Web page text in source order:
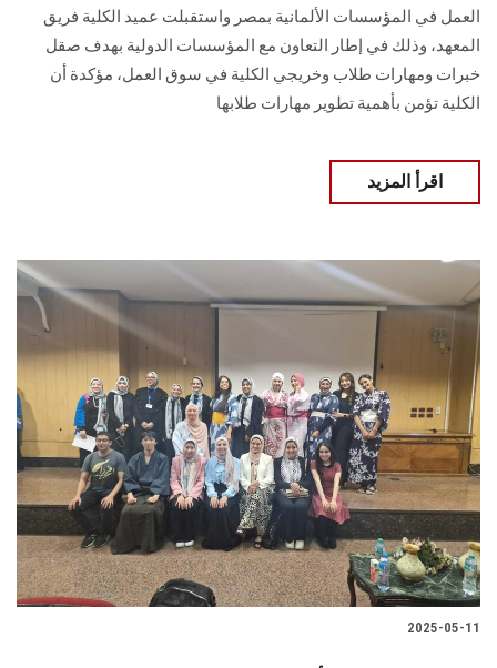
العمل في المؤسسات الألمانية بمصر واستقبلت عميد الكلية فريق
المعهد، وذلك في إطار التعاون مع المؤسسات الدولية بهدف صقل
خبرات ومهارات طلاب وخريجي الكلية في سوق العمل، مؤكدة أن
الكلية تؤمن بأهمية تطوير مهارات طلابها
اقرأ المزيد
2025-05-11